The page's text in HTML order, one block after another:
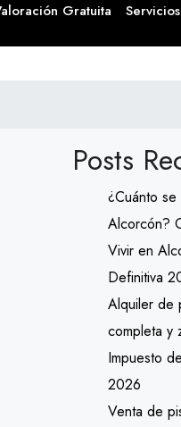
Gratuita Servicios
Posts
¿Cuánto
Alcorcón?
Vivir en
Definitiva
Alquiler de
completa y
Impuesto
2026
Venta de